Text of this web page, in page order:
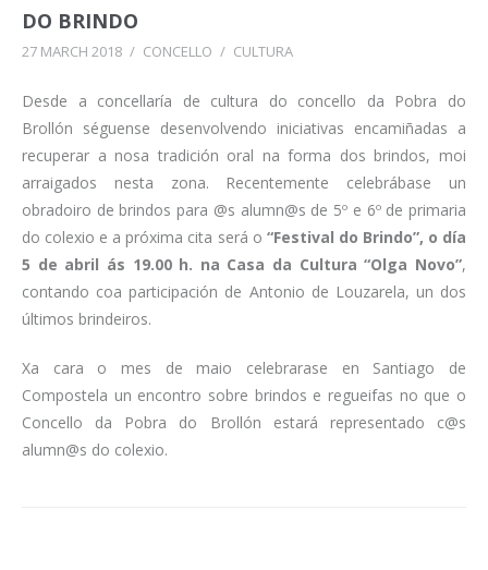
DO BRINDO
27 MARCH 2018 / CONCELLO / CULTURA
Desde a concellaría de cultura do concello da Pobra do
Brollón séguense desenvolvendo iniciativas encamiñadas a
recuperar a nosa tradición oral na forma dos brindos, moi
arraigados nesta zona. Recentemente celebrábase un
obradoiro de brindos para @s alumn@s de 5º e 6º de primaria
do colexio e a próxima cita será o “Festival do Brindo”, o día
5 de abril ás 19.00 h. na Casa da Cultura “Olga Novo”,
contando coa participación de Antonio de Louzarela, un dos
últimos brindeiros.
Xa cara o mes de maio celebrarase en Santiago de
Compostela un encontro sobre brindos e regueifas no que o
Concello da Pobra do Brollón estará representado c@s
alumn@s do colexio.